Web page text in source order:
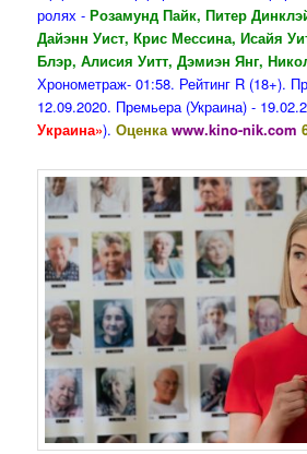
ролях -Розамунд Пайк, Питер
Дайэнн Уист, Крис Мессина, Исайя
Блэр, Алисия Уитт, Дэмиэн Янг,
Хронометраж- 01:58. Рейтинг R (18+).
12.09.2020. Премьера (Украина) -
Украина»).Оценкаwww.kino-nik.com